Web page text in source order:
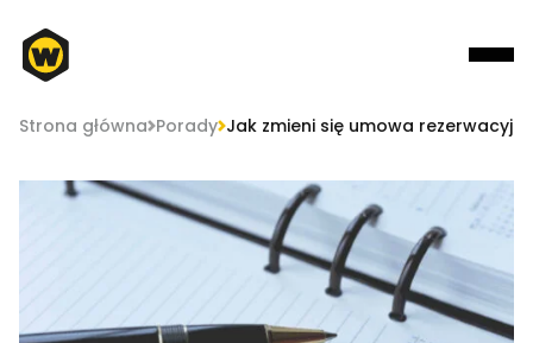
Strona główna Porady Jak zmieni się umowa